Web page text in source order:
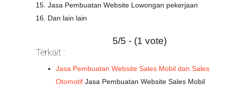
15. Jasa Pembuatan Website Lowongan pekerjaan
16. Dan lain lain
5/5 - (1 vote)
Terkait :
Jasa Pembuatan Website Sales Mobil dan Sales
Otomotif Jasa Pembuatan Website Sales Mobil